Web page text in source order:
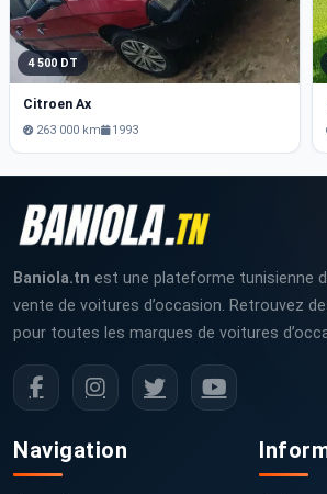
4 500 DT
Citroen Ax
263 000 km 1993
Baniola.tn est une plateforme tunisienne
vente de voitures d’occasion. Retrouvez
pour toutes les marques de voitures
Navigation